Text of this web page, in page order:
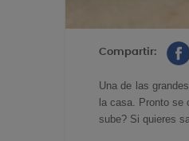
Compartir:
Una de las
la casa. Pronto se
sube? Si quieres